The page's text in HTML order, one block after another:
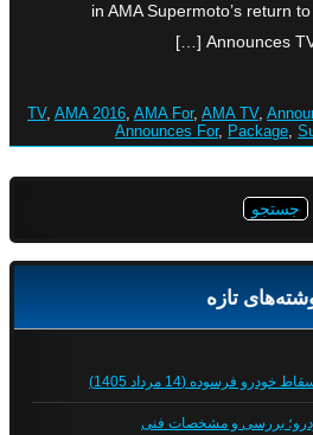
in AMA Supermoto’s return
Announces
, AMA 2016, AMA For, AMA TV,
Announces For, Package,
تازه
فرسوده (14 مرداد 1405)